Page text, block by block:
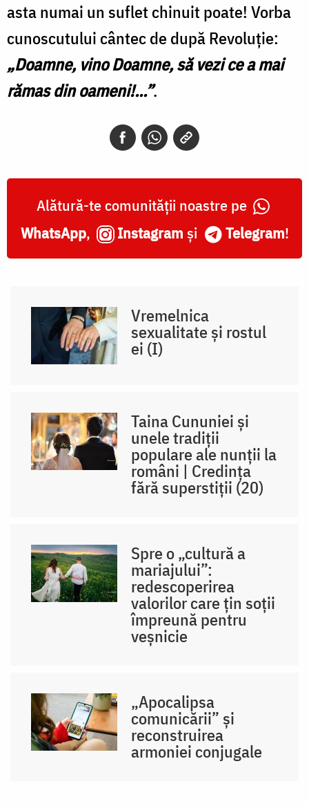
asta numai un suflet chinuit poate! Vorba
cunoscutului cântec de după Revoluţie:
„Doamne, vino Doamne, să vezi ce a mai
rămas din oameni!...”.
Alătură-te comunității noastre pe
WhatsApp, Instagram și Telegram!
Vremelnica
sexualitate și rostul
ei (I)
Taina Cununiei și
unele tradiții
populare ale nunții la
români | Credința
fără superstiții (20)
Spre o „cultură a
mariajului”:
redescoperirea
valorilor care țin soții
împreună pentru
veșnicie
„Apocalipsa
comunicării” și
reconstruirea
armoniei conjugale